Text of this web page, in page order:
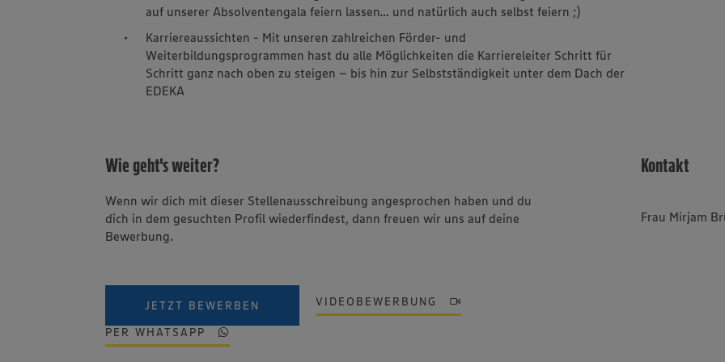
auf unserer Absolventengala feiern lassen… und natürlich auch selbst feiern ;)
Karriereaussichten - Mit unseren zahlreichen Förder- und
Weiterbildungsprogrammen hast du alle Möglichkeiten die Karriereleiter Schritt für
Schritt ganz nach oben zu steigen – bis hin zur Selbstständigkeit unter dem Dach der
EDEKA
Wie geht's weiter?
Wenn wir dich mit dieser Stellenausschreibung angesprochen haben und du
dich in dem gesuchten Profil wiederfindest, dann freuen wir uns auf deine
Bewerbung.
JETZT BEWERBEN VIDEOBEWERBUNG
PER WHATSAPP
Kontakt
Frau Mirjam